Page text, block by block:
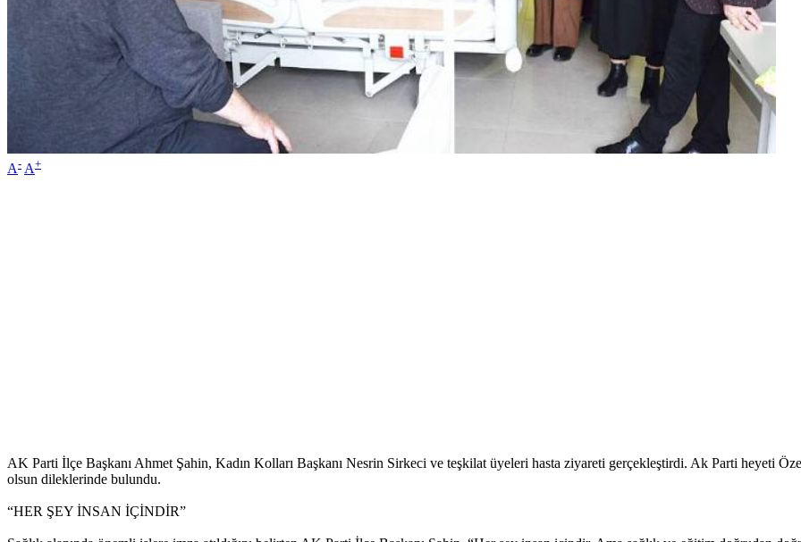
A- A+
AK Parti İlçe Başkanı Ahmet Şahin, Kadın Kolları Başkanı Nesrin Sirkeci ve teşkilat üyeleri hasta ziyareti gerçekleştirdi. Ak Parti heyeti
olsun dileklerinde bulundu.
“HER ŞEY İNSAN İÇİNDİR”